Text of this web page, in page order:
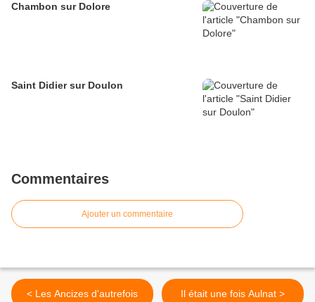
Chambon sur Dolore
Saint Didier sur Doulon
Commentaires
Ajouter un commentaire
< Les Ancizes d'autrefois Il était une fois Aulnat >